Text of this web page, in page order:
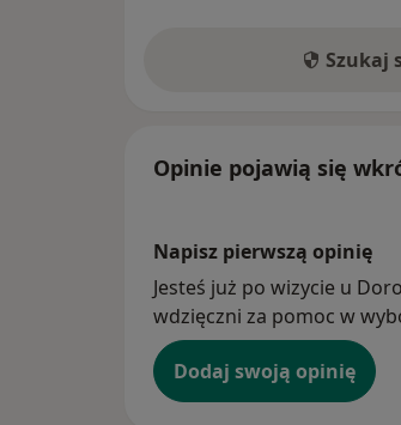
Szukaj
Opinie pojawią się
Napisz pierwszą opinię
Jesteś już po wizycie u
wdzięczni za pomoc w
Dodaj swoją opinię